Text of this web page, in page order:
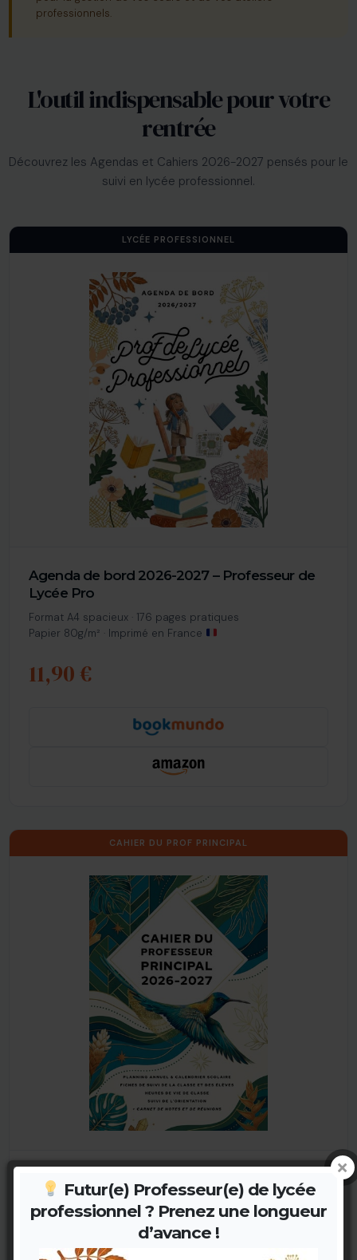
professionnels.
L'outil indispensable pour votre
rentrée
Découvrez les Agendas et Cahiers 2026-2027 pensés pour le
suivi en lycée professionnel.
LYCÉE PROFESSIONNEL
Agenda de bord 2026-2027 – Professeur de
Lycée Pro
Format A4 spacieux · 176 pages pratiques
Papier 80g/m² · Imprimé en France
11,90 €
CAHIER DU PROF PRINCIPAL
Cahier du Professeur Principal 2026-2027
Format A4 spacieux · 176 pages pratiques
Papier 80g/m² · Imprimé en France
Futur(e) Professeur(e) de lycée
professionnel ? Prenez une longueur
d’avance !